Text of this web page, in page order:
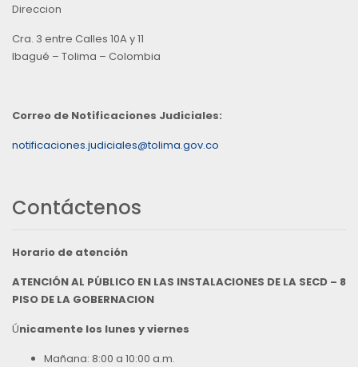
Direccion
Cra. 3 entre Calles 10A y 11
Ibagué – Tolima – Colombia
Correo de Notificaciones Judiciales:
notificaciones.judiciales@tolima.gov.co
Contáctenos
Horario de atención
ATENCIÓN AL PÚBLICO EN LAS INSTALACIONES DE LA SECD – 8
PISO DE LA GOBERNACION
Únicamente los lunes y viernes
Mañana: 8:00 a 10:00 a.m.